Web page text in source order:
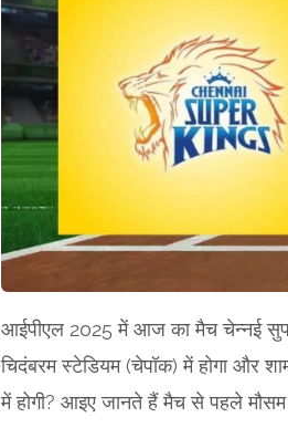
आईपीएल 2025 में आज का मैच चेन्नई
चिदंबरम स्टेडियम (चेपॉक) में होगा और
में होगी? आइए जानते हैं मैच से पहले